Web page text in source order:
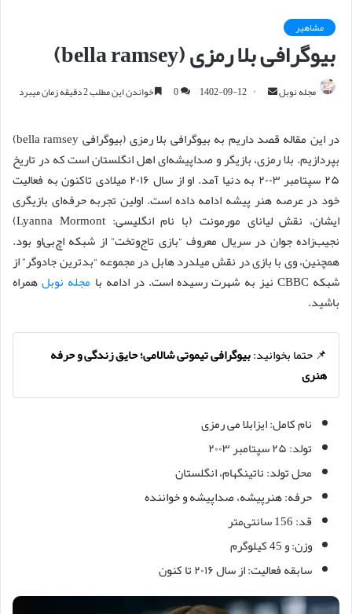
مشاهیر
بیوگرافی بلا رمزی (bella ramsey)
مجله نوبل
ا
ل
ا
ی
م
ی
ل
1402-09-12
0 خواندن این مطلب 2 دقیقه زمان میبرد
در این مقاله قصد داریم به بیوگرافی بلا رمزی (بیوگرافی bella ramsey)
بپردازیم. بلا رمزی، بازیگر و صداپیشه‌ای اهل انگلستان است که در تاریخ
۲۵ سپتامبر ۲۰۰۳ به دنیا آمد. او از سال ۲۰۱۶ میلادی تاکنون به فعالیت
خود در عرصه هنر پیشه ادامه داده است. اولین تجربه حرفه‌ای بازیگری
ایشان، نقش لیانای مورمونت (با نام انگلیسی: Lyanna Mormont)
نجیب‌زاده جوان در سریال معروف “بازی تاج‌وتخت” از شبکه اچ‌بی‌او بود.
همچنین، وی با بازی در نقش میلدرد هابل در مجموعه “بدترین جادوگر” از
شبکه CBBC نیز به شهرت رسیده است. در ادامه با
مجله نوبلهمراه
باشید.
📌 حتما بخوانید:بیوگرافی تیموتی شالامی؛ حایق زندگی و حرفه
هنری
نام کامل: ایزابلا می رمزی
تولد: ۲۵ سپتامبر ۲۰۰۳
محل تولد: ناتینگهام، انگلستان
حرفه: هنرپیشه، صداپیشه و خواننده
قد: 156 سانتی‌متر
وزن: و 45 کیلوگرم
سابقه فعالیت: از سال ۲۰۱۶ تا کنون